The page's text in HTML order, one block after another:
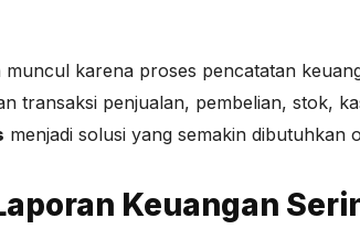
muncul karena proses pencatatan
transaksi penjualan, pembelian, stok,
menjadi solusi yang semakin dibutuhkan
Keuangan